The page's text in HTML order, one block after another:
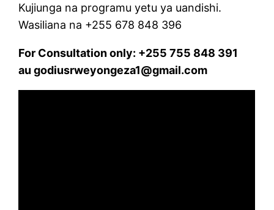
Kujiunga na programu yetu ya uandishi.
Wasiliana na +255 678 848 396
For Consultation only: +255 755 848 391
au godiusrweyongeza1@gmail.com